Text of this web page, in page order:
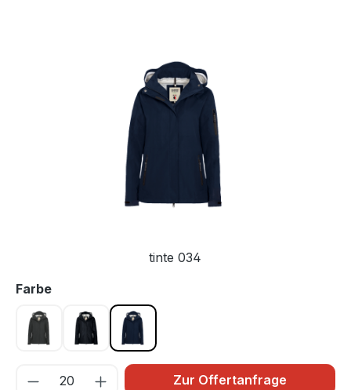
tinte 034
Farbeauswählen
anthrazit 028schwarz 005tinte 034
Zur Offertanfrage